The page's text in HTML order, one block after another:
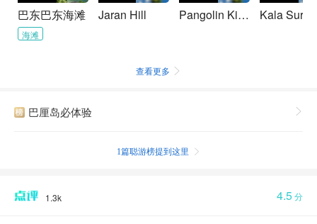
巴东巴东海滩
海滩
Jaran Hill Pangolin Kids Club – Playground & Daily Program
查看更多 
巴厘岛必体验 
1篇聪游榜提到这里 
1.3k 4.5分